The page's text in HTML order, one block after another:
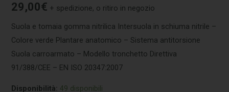
29,00€ + spedizione, o ritiro in negozio
Suola e tomaia gomma nitrilica Intersuola in schiuma nitrile –
Colore verde Plantare anatomico – Sistema antitorsione
Suola carroarmato – Modello tronchetto Direttiva
91/388/CEE – EN ISO 20347:2007
Disponibilità: 49 disponibili